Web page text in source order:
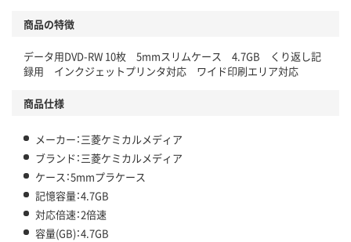
商品の特徴
データ用DVD-RW 10枚 5mmスリムケース 4.7GB くり返し記
録用 インクジェットプリンタ対応 ワイド印刷エリア対応
商品仕様
メーカー：三菱ケミカルメディア
ブランド：三菱ケミカルメディア
ケース：5mmプラケース
記憶容量：4.7GB
対応倍速：2倍速
容量(GB)：4.7GB